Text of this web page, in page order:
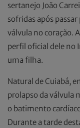
sertanejo João
sofridas após
válvula no coração.
perfil oficial dele no
uma filha.
Natural de Cuiabá,
prolapso da válvula
o batimento
Durante a tarde